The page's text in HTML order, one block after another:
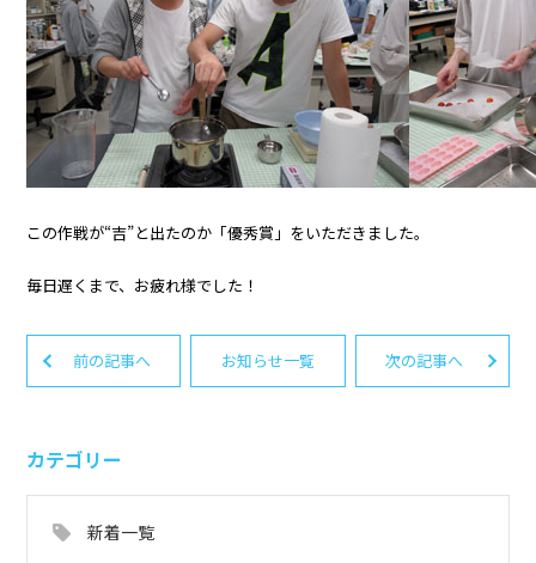
この作戦が“吉”と出たのか「優秀賞」をいただきました。
毎日遅くまで、お疲れ様でした！
前の記事へ お知らせ一覧 次の記事へ
カテゴリー
新着一覧